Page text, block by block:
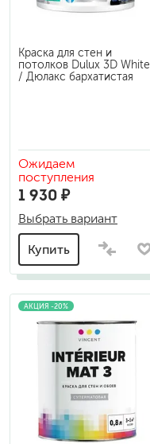
Краска для стен и
потолков Dulux 3D White
/ Дюлакс бархатистая
Ожидаем
поступления
1 930 ₽
Выбрать вариант
Купить
АКЦИЯ -20%